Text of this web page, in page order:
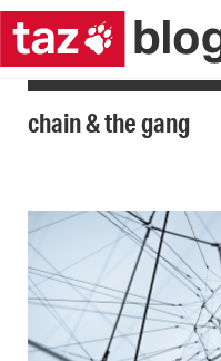
chain & the gang